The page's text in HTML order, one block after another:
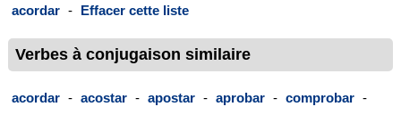
acordar - Effacer cette liste
Verbes à conjugaison similaire
acordar - acostar - apostar - aprobar - comprobar -